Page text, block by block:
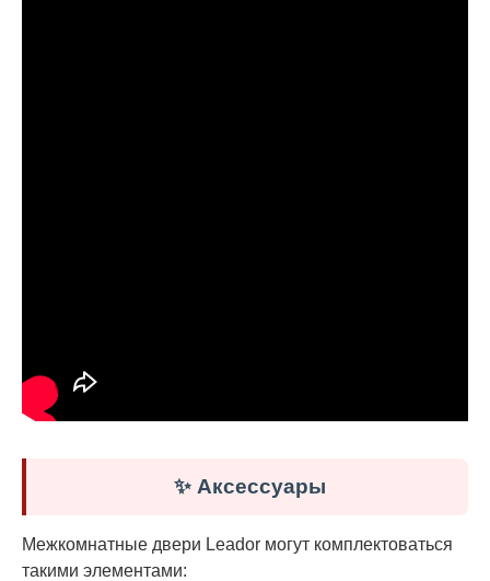
✨ Аксессуары
Межкомнатные двери Leador могут комплектоваться
такими элементами: